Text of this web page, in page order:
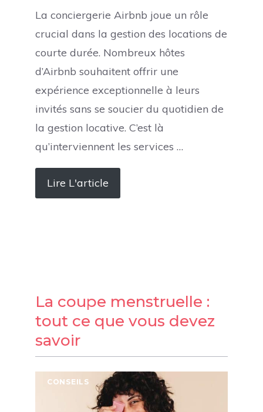
La conciergerie Airbnb joue un rôle
crucial dans la gestion des locations de
courte durée. Nombreux hôtes
d’Airbnb souhaitent offrir une
expérience exceptionnelle à leurs
invités sans se soucier du quotidien de
la gestion locative. C’est là
qu’interviennent les services …
Lire L'article
La coupe menstruelle :
tout ce que vous devez
savoir
CONSEILS